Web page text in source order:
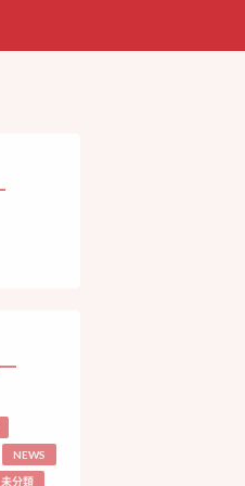
NEWS
未分類